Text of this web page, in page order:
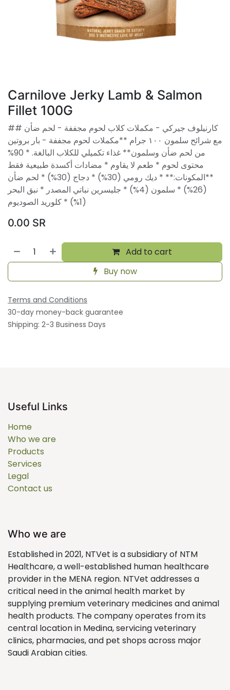
Carnilove Jerky Lamb & Salmon
Fillet 100G
## كارنيلوف جيركي - مكملات كلاب لحوم مجففة - لحم ضأن
مع شرائح سلمون ١٠٠ جرام **مكملات لحوم مجففة - بار بروتين
من لحم ضأن وسلمون** غذاء تكميلي للكلاب البالغة. * 90%
محتوى لحوم * طعم لا يقاوم * مضادات أكسدة طبيعية فقط
**المكونات:** * ديك رومي (30%) * دجاج (30%) * لحم ضأن
(26%) * سلمون (4%) * جليسرين نباتي المصدر * نبق البحر
(1%) * كلوريد الصوديوم
0.00 SR
Add to cart
Buy now
Terms and Conditions
30-day money-back guarantee
Shipping: 2-3 Business Days
Useful Links
Home
Who we are
Products
Services
Legal
Contact us
Who we are
Established in 2021, NTVet is a subsidiary of NTM
Healthcare, a well-established human healthcare
provider in the MENA region. NTVet addresses a
critical need in the animal health market by
supplying premium veterinary medicines and animal
health products. The company operates from its
central location in Medina, servicing veterinary
clinics, pharmacies, and pet shops across major
Saudi Arabian cities.